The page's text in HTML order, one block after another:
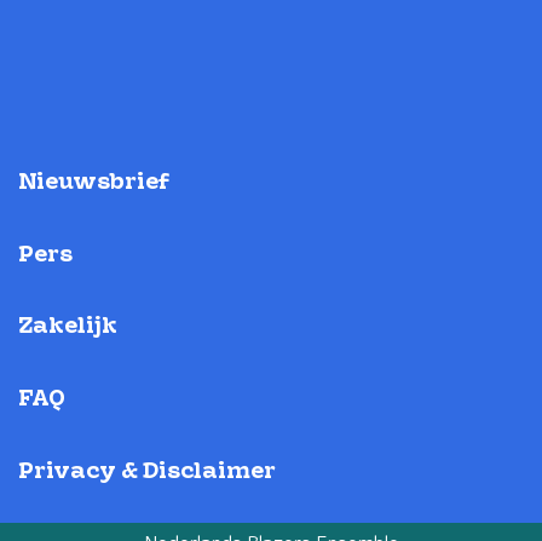
Nieuwsbrief
Pers
Zakelijk
FAQ
Privacy & Disclaimer